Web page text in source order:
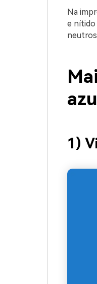
Na
e nítido
1)